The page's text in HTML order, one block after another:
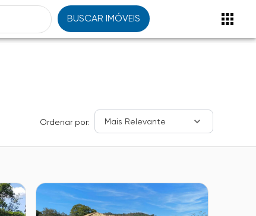
BUSCAR IMÓVEIS
Ordenar por: Mais Relevante